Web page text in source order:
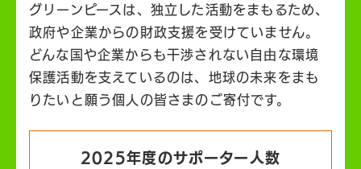
グリーンピースは、独立した活動をまもるため、
政府や企業からの財政支援を受けていません。
どんな国や企業からも干渉されない自由な環境
保護活動を支えているのは、地球の未来をまも
りたいと願う個人の皆さまのご寄付です。
2025年度のサポーター人数